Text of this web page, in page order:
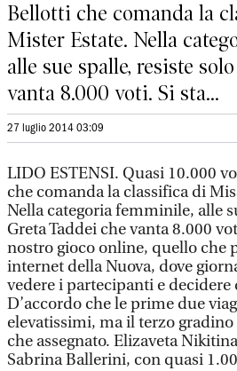
Bellotti che comanda la
Mister Estate. Nella
alle sue spalle, resiste
vanta 8.000 voti. Si sta...
27 luglio 2014 03:09
LIDO ESTENSI. Quasi 10.000
che comanda la classifica di
Nella categoria femminile, alle
Greta Taddei che vanta 8.000
nostro gioco online, quello che
internet della Nuova, dove
vedere i partecipanti e decidere
D’accordo che le prime due
elevatissimi, ma il terzo
che assegnato. Elizaveta
Sabrina Ballerini, con quasi